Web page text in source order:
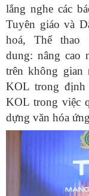
lắng nghe các
Tuyên giáo và
hoá, Thể
dung: nâng cao
trên không gian
KOL trong
KOL trong việc
dựng văn hóa